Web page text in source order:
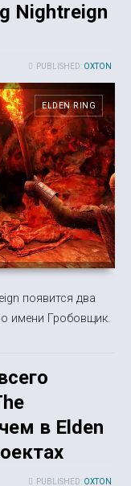
Nightreign
PUBLISHED: OXTON
ELDEN RING
появится два
имени Гробовщик.
в Elden
PUBLISHED: OXTON